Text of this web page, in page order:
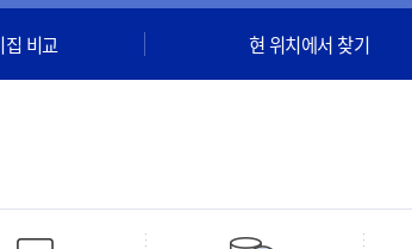
집 비교 현 위치에서 찾기